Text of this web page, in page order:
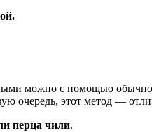
можно с помощью
очередь, этот метод —
перца чили.